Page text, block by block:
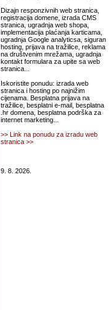
Dizajn responzivnih web stranica,
registracija domene, izrada CMS
stranica, ugradnja web shopa,
implementacija plaćanja karticama,
ugradnja Google analyticsa, siguran
hosting, prijava na tražilice, reklama
na društvenim mrežama, ugradnja
kontakt formulara za upite sa web
stranica...
Iskoristite ponudu: izrada web
stranica i hosting po najnižim
cijenama. Besplatna prijava na
tražilice, besplatni e-mail, besplatna
.hr domena, besplatna podrška za
internet marketing...
>> Link na ponudu za izradu web
stranica >>
9. 8. 2026.